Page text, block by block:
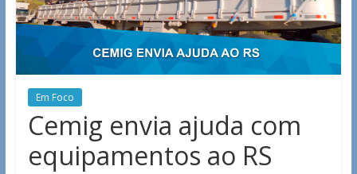
Em Foco
Cemig envia ajuda com
equipamentos ao RS